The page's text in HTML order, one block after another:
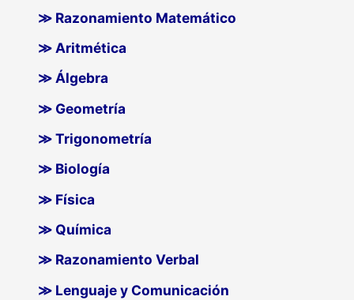
≫ Razonamiento Matemático
≫ Aritmética
≫ Álgebra
≫ Geometría
≫ Trigonometría
≫ Biología
≫ Física
≫ Química
≫ Razonamiento Verbal
≫ Lenguaje y Comunicación